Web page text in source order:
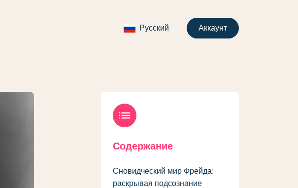
Русский Аккаунт
list
Содержание
Сновидческий мир Фрейда:
раскрывая подсознание